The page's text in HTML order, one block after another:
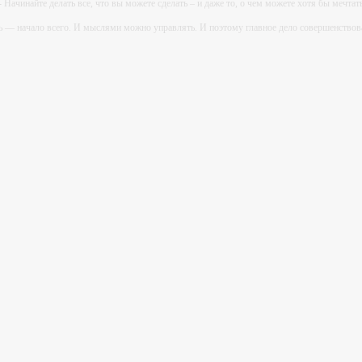
Начинайте делать все, что вы можете сделать – и даже то, о чем можете хотя бы
начало всего. И мыслями можно управлять. И поэтому главное дело